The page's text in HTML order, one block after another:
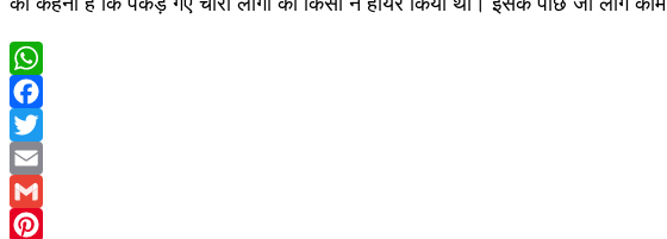
WhatsApp
Facebook
Twitter
Email
Gmail